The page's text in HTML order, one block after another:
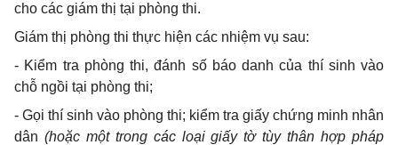
cho các giám thị tại phòng thi.
Giám thị phòng thi thực hiện các nhiệm vụ sau:
- Kiểm tra phòng thi, đánh số báo danh của thí sinh vào
chỗ ngồi tại phòng thi;
- Gọi thí sinh vào phòng thi; kiểm tra giấy chứng minh nhân
dân (hoặc một trong các loại giấy tờ tùy thân hợp pháp